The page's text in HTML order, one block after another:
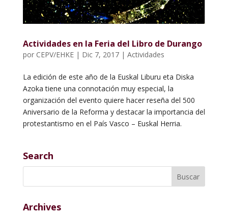
Actividades en la Feria del Libro de Durango
por CEPV/EHKE| Dic 7, 2017| Actividades
La edición de este año de la Euskal Liburu eta Diska
Azoka tiene una connotación muy especial, la
organización del evento quiere hacer reseña del 500
Aniversario de la Reforma y destacar la importancia del
protestantismo en el País Vasco – Euskal Herria.
Search
Archives